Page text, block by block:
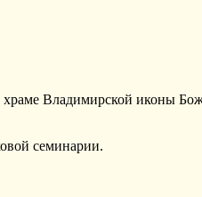
храме Владимирской иконы
семинарии.